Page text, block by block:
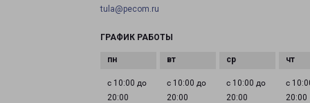
tula@pecom.ru
ГРАФИК РАБОТЫ
с 10:00 до
20:00
с 10:00 до
20:00
с 10:00 до
20:00
с
20:00